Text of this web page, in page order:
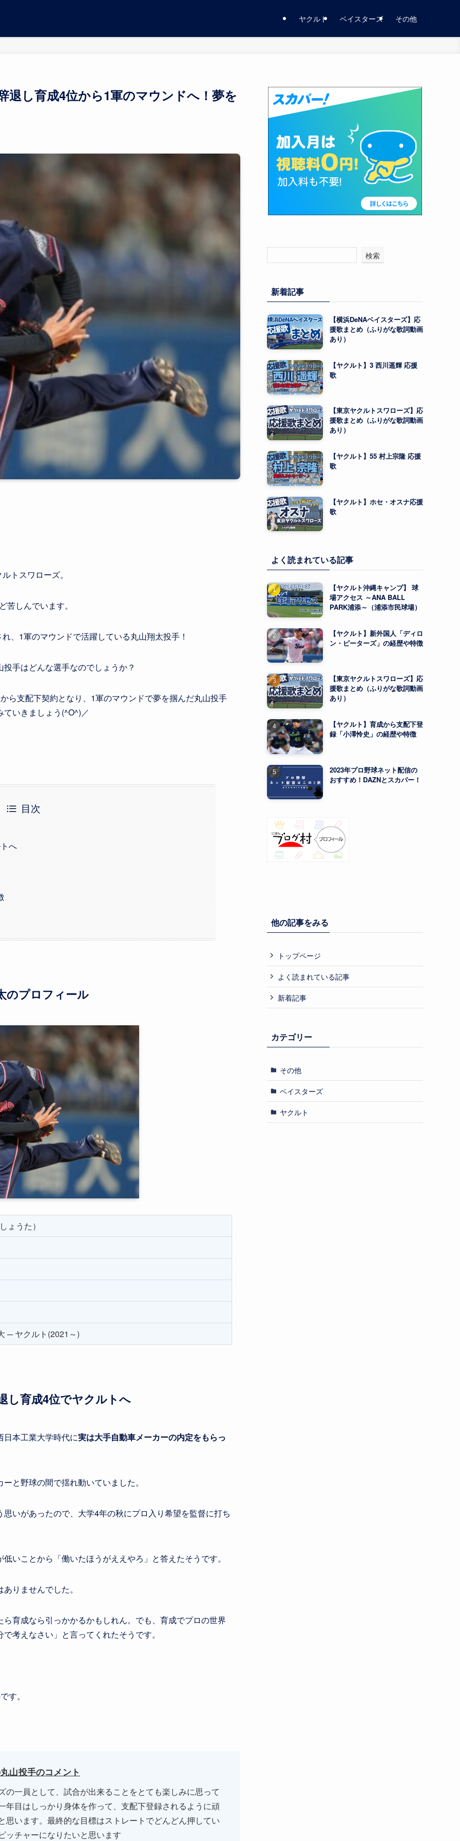
ヤクルト ベイスターズ その他
退し育成4位から1軍のマウンドへ！夢を
トスワローズ。
しんでいます。
、1軍のマウンドで活躍している丸山翔太投手！
手はどんな選手なのでしょうか？
ら支配下契約となり、1軍のマウンドで夢を掴んだ丸山投手
いきましょう(^O^)／
目次
へ
のプロフィール
ょうた）
─ ヤクルト(2021～)
し育成4位でヤクルトへ
日本工業大学時代に実は大手自動車メーカーの内定をもらっ
と野球の間で揺れ動いていました。
いがあったので、大学4年の秋にプロ入り希望を監督に打ち
いことから「働いたほうがええやろ」と答えたそうです。
りませんでした。
育成なら引っかかるかもしれん。でも、育成でプロの世界
考えなさい」と言ってくれたそうです。
す。
山投手のコメント
の一員として、試合が出来ることをとても楽しみに思って
年目はしっかり身体を作って、支配下登録されるように頑
思います。最終的な目標はストレートでどんどん押してい
ッチャーになりたいと思います
検索
新着記事
【横浜DeNAベイスターズ】応
援歌まとめ（ふりがな歌詞動画
あり）
【ヤクルト】3 西川遥輝 応援
歌
【東京ヤクルトスワローズ】応
援歌まとめ（ふりがな歌詞動画
あり）
【ヤクルト】55 村上宗隆 応援
歌
【ヤクルト】ホセ・オスナ応援
歌
よく読まれている記事
【ヤクルト沖縄キャンプ】 球
場アクセス ～ANA BALL
PARK浦添～（浦添市民球場）
【ヤクルト】新外国人「ディロ
ン・ピーターズ」の経歴や特徴
【東京ヤクルトスワローズ】応
援歌まとめ（ふりがな歌詞動画
あり）
【ヤクルト】育成から支配下登
録「小澤怜史」の経歴や特徴
2023年プロ野球ネット配信の
おすすめ！DAZNとスカパー！
他の記事をみる
トップページ
よく読まれている記事
新着記事
カテゴリー
その他
ベイスターズ
ヤクルト